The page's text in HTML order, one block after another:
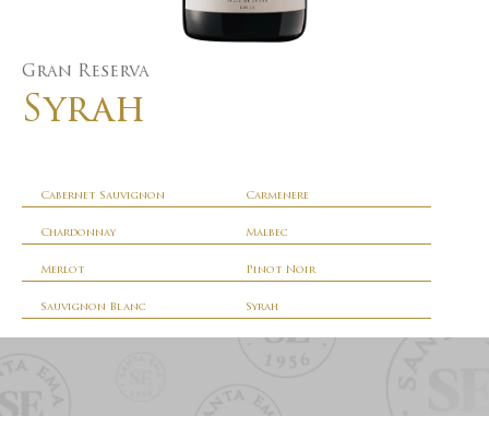
Gran Reserva
Syrah
Cabernet Sauvignon Carmenere
Chardonnay Malbec
Merlot Pinot Noir
Sauvignon Blanc Syrah